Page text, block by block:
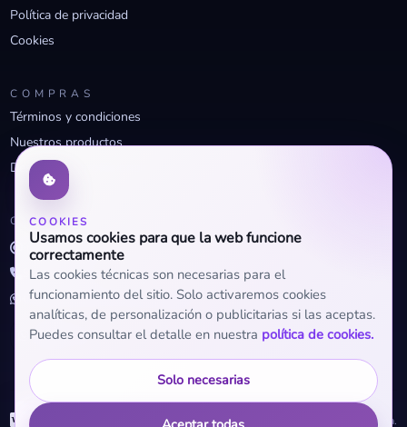
COOKIES
Usamos cookies para que la web funcione
correctamente
Las cookies técnicas son necesarias para el
funcionamiento del sitio. Solo activaremos cookies
analíticas, de personalización o publicitarias si las aceptas.
Puedes consultar el detalle en nuestra política de cookies.
Solo necesarias
Política de privacidad
Cookies
COMPRAS
Términos y condiciones
Nuestros productos
Descuentos profesionales
CONTACTO
info@openclima.com
919 32 73 23
+34 623 56 04 93 (WhatsApp)
© 2026 OpenClima.